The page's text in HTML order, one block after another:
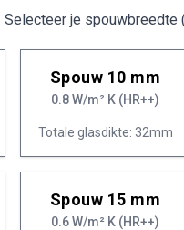
Selecteer je spouwbreedte
Spouw 10 mm
0.8 W/m² K (HR++)
Totale glasdikte: 32mm
Spouw 15 mm
0.6 W/m² K (HR++)